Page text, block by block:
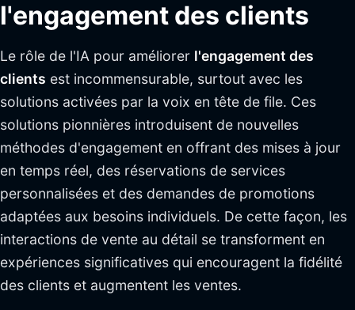
l'engagement des clients
Le rôle de l'IA pour améliorer l'engagement des
clients est incommensurable, surtout avec les
solutions activées par la voix en tête de file. Ces
solutions pionnières introduisent de nouvelles
méthodes d'engagement en offrant des mises à jour
en temps réel, des réservations de services
personnalisées et des demandes de promotions
adaptées aux besoins individuels. De cette façon, les
interactions de vente au détail se transforment en
expériences significatives qui encouragent la fidélité
des clients et augmentent les ventes.